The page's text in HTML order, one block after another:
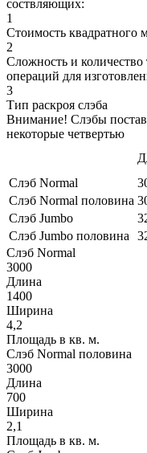
соствляющих:
1
Стоимость квадратного
2
Сложность и количество
операций для
3
Тип раскроя слэба
Внимание! Слэбы
некоторые четвертью
Слэб Normal
Слэб Normal половина
Слэб Jumbo
Слэб Jumbo половина
Слэб Normal
3000
Длина
1400
Ширина
4,2
Площадь в кв. м.
Слэб Normal половина
3000
Длина
700
Ширина
2,1
Площадь в кв. м.